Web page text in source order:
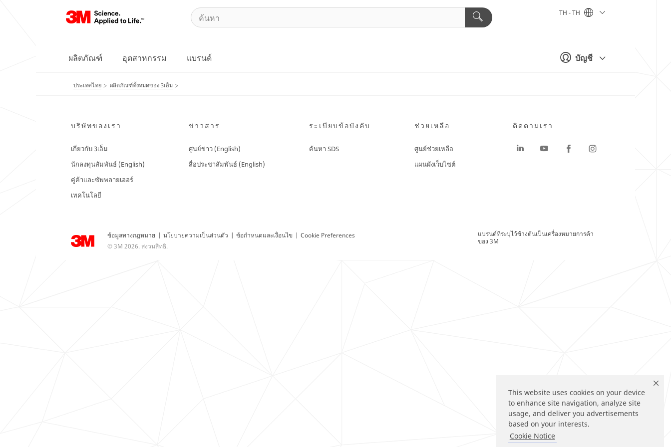
This website uses cookies on your device
to enhance site navigation, analyze site
usage, and deliver you advertisements
based on your interests.
Cookie Notice
บัญชี
TH - TH
ผลิตภัณฑ์ อุตสาหกรรม แบรนด์
ประเทศไทย ผลิตภัณฑ์ทั้งหมดของ 3เอ็ม
บริษัทของเรา
เกี่ยวกับ 3เอ็ม
นักลงทุนสัมพันธ์ (English)
คู่ค้าและซัพพลายเออร์
เทคโนโลยี
ข่าวสาร
ศูนย์ข่าว (English)
สื่อประชาสัมพันธ์ (English)
ระเบียบข้อบังคับ
ค้นหา SDS
ช่วยเหลือ
ศูนย์ช่วยเหลือ
แผนผังเว็บไซต์
ข้อมูลทางกฎหมาย | นโยบายความเป็นส่วนตัว | ข้อกำหนดและเงื่อนไข | Cookie Preferences
© 3M 2026. สงวนสิทธิ.
ติดตามเรา
แบรนด์ที่ระบุไว้ข้างต้นเป็นเครื่องหมายการค้า
ของ 3M